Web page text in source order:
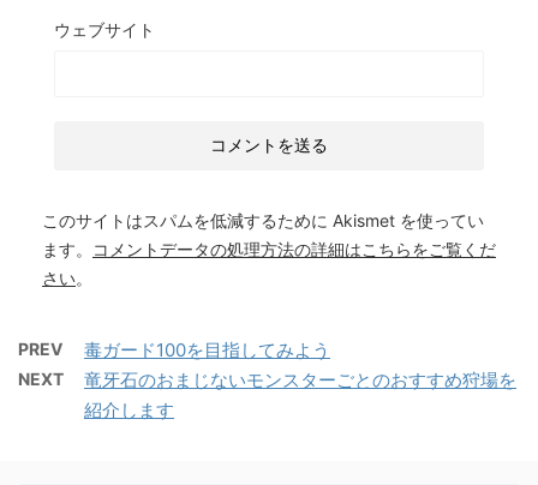
ウェブサイト
このサイトはスパムを低減するために Akismet を使ってい
ます。
コメントデータの処理方法の詳細はこちらをご覧くだ
さい。
PREV 毒ガード100を目指してみよう
NEXT
竜牙石のおまじないモンスターごとのおすすめ狩場を
紹介します